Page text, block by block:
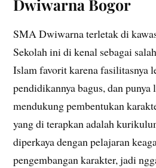
Dwiwarna Bogor
SMA Dwiwarna terletak di
Sekolah ini di kenal sebagai
Islam favorit karena fasilitasnya
pendidikannya bagus, dan
mendukung pembentukan
yang di terapkan adalah
diperkaya dengan pelajaran
pengembangan karakter, jadi